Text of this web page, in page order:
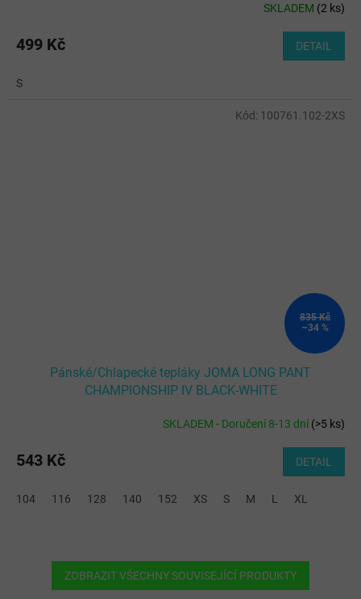
SKLADEM (2 ks)
499 Kč DETAIL
S
835 Kč
–34 %
Pánské/Chlapecké tepláky JOMA LONG PANT
CHAMPIONSHIP IV BLACK-WHITE
SKLADEM - Doručení 8-13 dní(>5 ks)
543 Kč DETAIL
104 116 128 140 152 XS S M L XL
Kód: 100761.102-2XS
ZOBRAZIT VŠECHNY SOUVISEJÍCÍ PRODUKTY